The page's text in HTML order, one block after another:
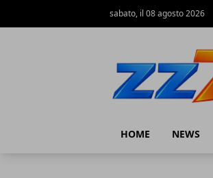
sabato, il 08 agosto 2026
HOME NEWS